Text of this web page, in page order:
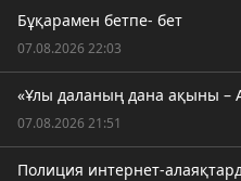
Бұқарамен бетпе- бет
07.08.2026 22:03
«Ұлы даланың дана ақыны –
07.08.2026 21:51
Полиция интернет-